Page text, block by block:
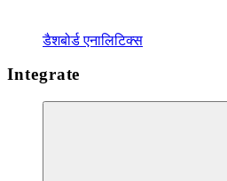
डैशबोर्ड एनालिटिक्स
Integrate